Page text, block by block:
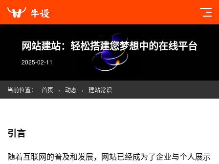
网站建站：轻松搭建您梦想中的在线平台
2025-02-11
当前位置： 首页 › 动态 › 建站常识
引言
随着互联网的普及和发展，网站已经成为了企业与个人展示